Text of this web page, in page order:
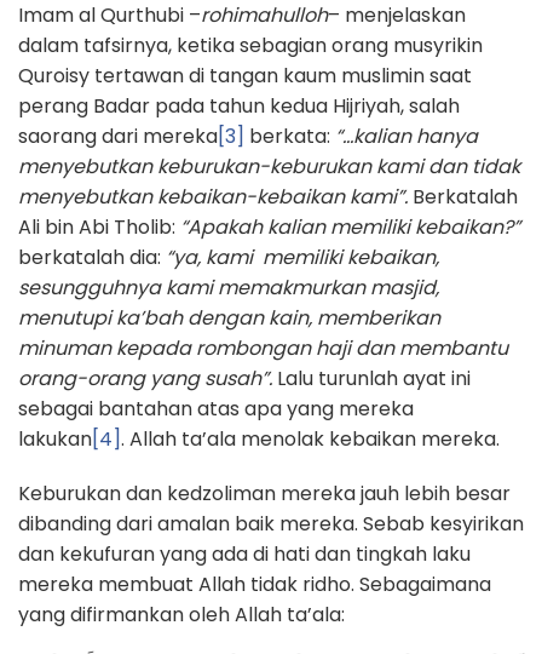
Imam al Qurthubi –rohimahulloh– menjelaskan
dalam tafsirnya, ketika sebagian orang musyrikin
Quroisy tertawan di tangan kaum muslimin saat
perang Badar pada tahun kedua Hijriyah, salah
saorang dari mereka[3] berkata: “…kalian hanya
menyebutkan keburukan-keburukan kami dan tidak
menyebutkan kebaikan-kebaikan kami”. Berkatalah
Ali bin Abi Tholib: “Apakah kalian memiliki kebaikan?”
berkatalah dia: “ya, kami memiliki kebaikan,
sesungguhnya kami memakmurkan masjid,
menutupi ka’bah dengan kain, memberikan
minuman kepada rombongan haji dan membantu
orang-orang yang susah”. Lalu turunlah ayat ini
sebagai bantahan atas apa yang mereka
lakukan[4]. Allah ta’ala menolak kebaikan mereka.
Keburukan dan kedzoliman mereka jauh lebih besar
dibanding dari amalan baik mereka. Sebab kesyirikan
dan kekufuran yang ada di hati dan tingkah laku
mereka membuat Allah tidak ridho. Sebagaimana
yang difirmankan oleh Allah ta’ala: